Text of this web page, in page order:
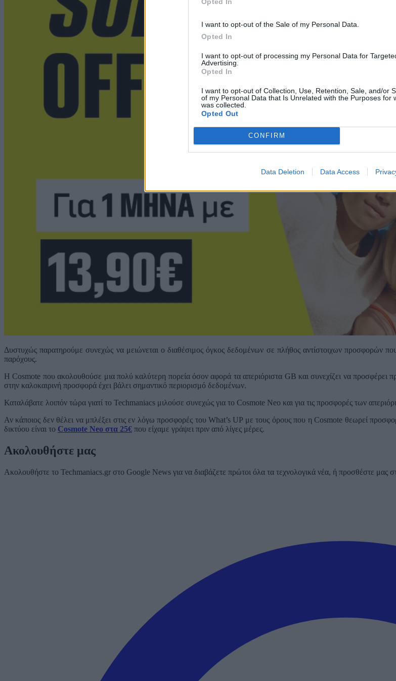
I want to opt-out of the Sale of my Personal Data.
Opted In
I want to opt-out of processing my Personal Data for
Advertising.
Opted In
I want to opt-out of Collection, Use, Retention, Sale, and/or
of my Personal Data that Is Unrelated with the Purposes for
was collected.
Opted Out
CONFIRM
Data Deletion Data Access
Δυστυχώς παρατηρούμε συνεχώς να μειώνεται ο διαθέσιμος όγκος δεδομένων σε πλήθος αντίστοιχων προσφορών
παρόχους.
Η Cosmote που ακολουθούσε μια πολύ καλύτερη πορεία όσον αφορά τα απεριόριστα GB και συνεχίζει να προσφέρει
στην καλοκαιρινή προσφορά έχει βάλει σημαντικό περιορισμό δεδομένων.
Καταλάβατε λοιπόν τώρα γιατί το Techmaniacs μιλούσε συνεχώς για το Cosmote Neo και για τις προσφορές των
Αν κάποιος δεν θέλει να μπλέξει στις εν λόγω προσφορές του What’s UP με τους όρους που η Cosmote θεωρεί
δικτύου είναι το Cosmote Neo στα 25€ που είχαμε γράψει πριν από λίγες μέρες.
Ακολουθήστε μας
Ακολουθήστε το Techmaniacs.gr στο Google News για να διαβάζετε πρώτοι όλα τα τεχνολογικά νέα, ή προσθέστε μας